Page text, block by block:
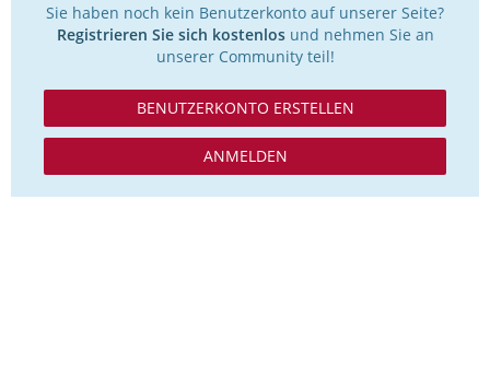
Sie haben noch kein Benutzerkonto auf unserer Seite?
Registrieren Sie sich kostenlosund nehmen Sie an
unserer Community teil!
BENUTZERKONTO ERSTELLEN
ANMELDEN